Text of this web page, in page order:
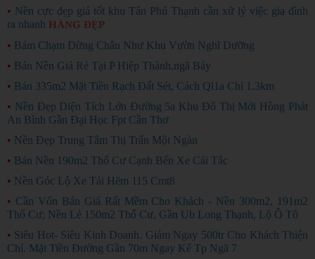
• Nền cực đẹp giá tốt khu Tân Phú Thạnh cần xử lý việc gia đình
ra nhanh HÀNG ĐẸP
• Bám Chạm Dừng Chân Như Khu Vườn Nghĩ Dưỡng
• Bán Nền Giá Rẻ Tại P Hiệp Thành,ngã Bảy
• Bán 335m2 Mặt Tiền Rạch Đất Sét, Cách Ql1a Chỉ 1.3km
• Nền Đẹp Diện Tích Lớn Đường 5a Khu Đô Thị Mới Hồng Phát
An Bình Gần Đại Học Fpt Cần Thơ
• Nền Đẹp Trung Tâm Thị Trấn Một Ngàn
• Bán Nền 190m2 Thổ Cư Cạnh Bến Xe Cái Tắc
• Nền Góc Lộ Xe Tải Hẽm 115 Cmt8
• Cần Vốn Bán Giá Rất Mềm Cho Khách - Nền 300m2, 191m2
Thổ Cư; Nền Lẻ 150m2 Thổ Cư, Gần Ub Long Thạnh, Lộ Ô Tô
• Siêu Hot- Siêu Kinh Doanh. Giảm Ngay 500tr Cho Khách Thiện
Chí. Mặt Tiền Đường Gần 70m Ngay Kế Tp Ngã 7